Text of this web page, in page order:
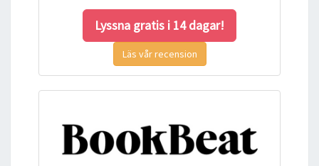
Lyssna gratis i 14 dagar!
Läs vår recension